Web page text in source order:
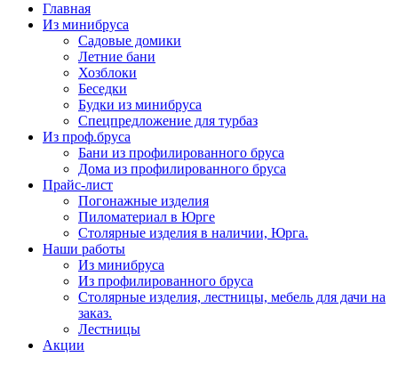
Главная
Из минибруса
Садовые домики
Летние бани
Хозблоки
Беседки
Будки из минибруса
Спецпредложение для турбаз
Из проф.бруса
Бани из профилированного бруса
Дома из профилированного бруса
Прайс-лист
Погонажные изделия
Пиломатериал в Юрге
Столярные изделия в наличии, Юрга.
Наши работы
Из минибруса
Из профилированного бруса
Столярные изделия, лестницы, мебель для дачи на
заказ.
Лестницы
Акции